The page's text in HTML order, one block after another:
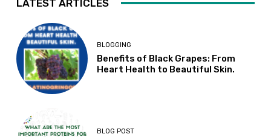
LATEST ARTICLES
BLOGGING
Benefits of Black Grapes: From
Heart Health to Beautiful Skin.
BLOG POST